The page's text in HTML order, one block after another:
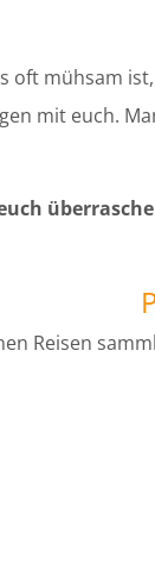
oft mühsam
mit euch.
Reisen